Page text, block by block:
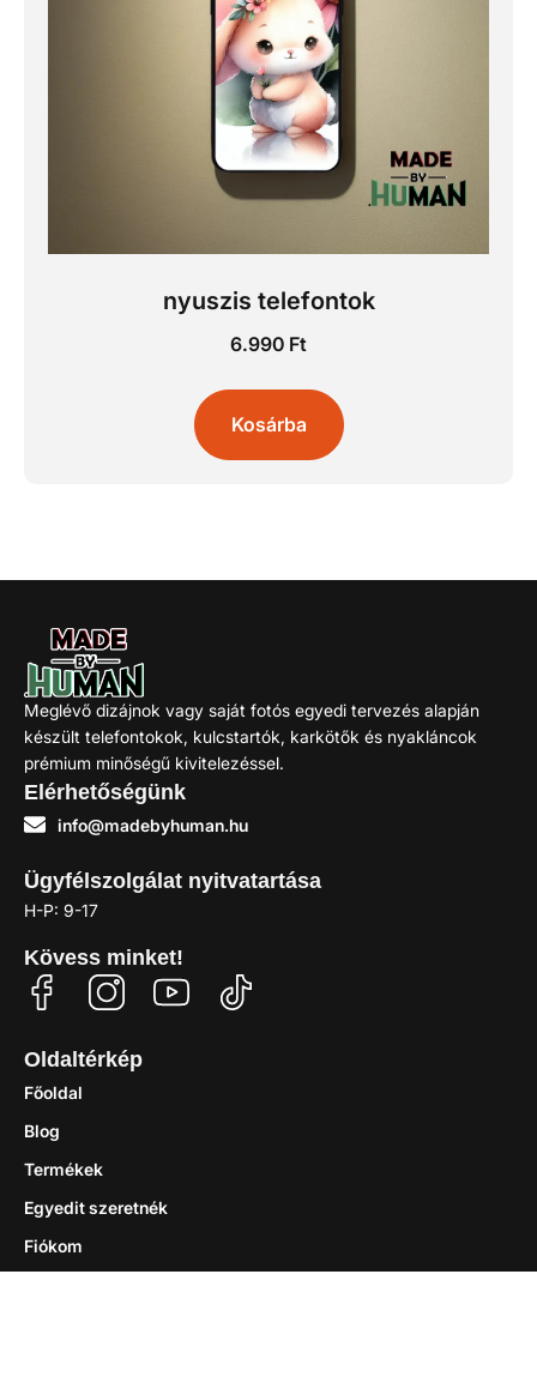
nyuszis telefontok
6.990 Ft
Kosárba
Meglévő dizájnok vagy saját fotós egyedi tervezés alapján
készült telefontokok, kulcstartók, karkötők és nyakláncok
prémium minőségű kivitelezéssel.
Elérhetőségünk
info@madebyhuman.hu
Ügyfélszolgálat nyitvatartása
H-P: 9-17
Kövess minket!
Oldaltérkép
Főoldal
Blog
Termékek
Egyedit szeretnék
Fiókom